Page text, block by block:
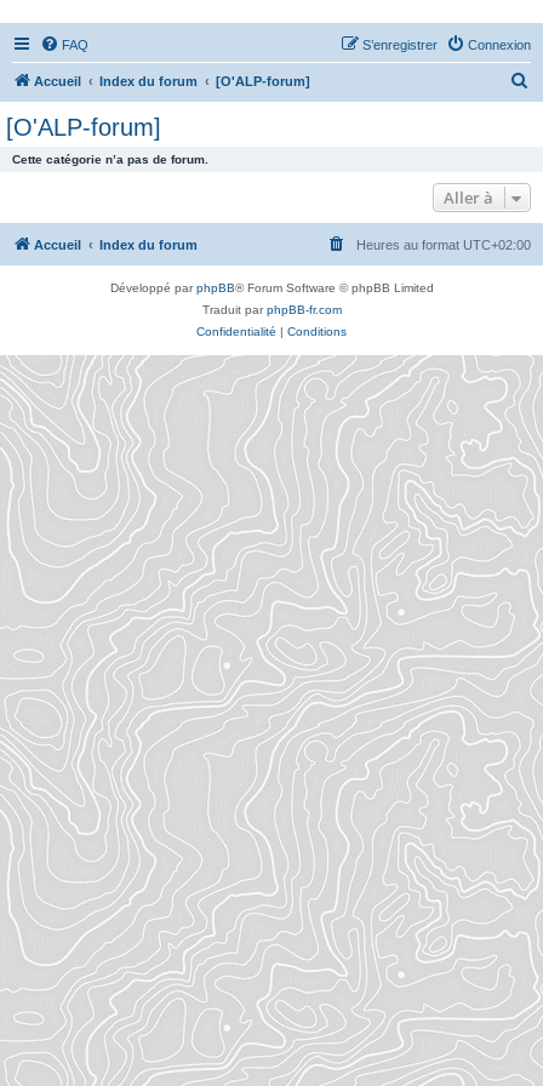
FAQ Connexion
S’enregistrer
Accueil Index du forum [O'ALP-forum]
r
[O'ALP-forum]
Cette catégorie n’a pas de forum.
Aller à
Accueil Index du forum Heures au format UTC+02:00
Développé parphpBB® Forum Software © phpBB Limited
Traduit parphpBB-fr.com
Confidentialité | Conditions